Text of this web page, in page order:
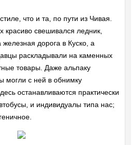
что и та, по пути из Чивая.
красиво свешивался ледник,
дорога в Куско, а
раскладывали на каменных
товары. Даже альпаку
могли с ней в обнимку
останавливаются практически
и индивидуалы типа нас;